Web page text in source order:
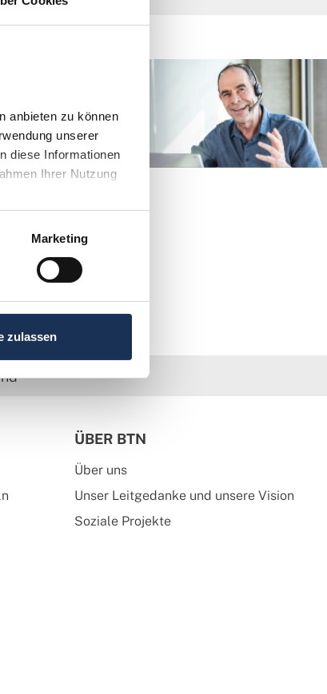
anbieten zu können
unserer
diese Informationen
Ihrer Nutzung
Marketing
zulassen
ÜBER BTN
Über uns
Unser Leitgedanke und unsere Vision
Soziale Projekte